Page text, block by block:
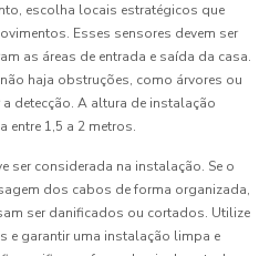
escolha locais estratégicos que
Esses sensores devem ser
as áreas de entrada e saída da casa.
haja obstruções, como árvores ou
detecção. A altura de instalação
entre 1,5 a 2 metros.
ser considerada na instalação. Se o
dos cabos de forma organizada,
ser danificados ou cortados. Utilize
e garantir uma instalação limpa e